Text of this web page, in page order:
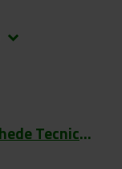
keyboard_arrow_down
Pubblicazioni Istituzionali e Schede Tecniche